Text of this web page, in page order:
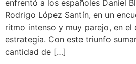
enfrentó a los españoles Daniel
Rodrigo López Santín, en un
ritmo intenso y muy parejo, en el
estrategia. Con este triunfo
cantidad de […]